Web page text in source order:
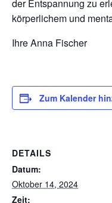
der Entspannung zu
körperlichem und
Ihre Anna Fischer
Zum Kalender
DETAILS
Datum:
Oktober 14, 2024
Zeit: